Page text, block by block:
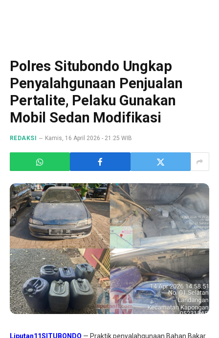
Polres Situbondo Ungkap
Penyalahgunaan Penjualan
Pertalite, Pelaku Gunakan
Mobil Sedan Modifikasi
REDAKSI Kamis, 16 April 2026 - 21:25 WIB
Liputan11SITUBONDO — Praktik penyalahgunaan Bahan Bakar